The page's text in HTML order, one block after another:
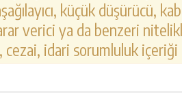
küçük düşürücü,
verici ya da benzeri
cezai, idari sorumluluk